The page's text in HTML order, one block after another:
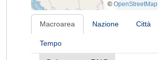
© OpenStreetMap
Macroarea Nazione Città
Tempo